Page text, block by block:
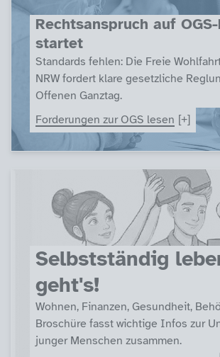
Rechtsanspruch auf
startet
Standards fehlen: Die Freie
NRW fordert klare gesetzliche
Offenen Ganztag.
Forderungen zur OGS lesen
Selbstständig
geht's!
Wohnen, Finanzen, Gesundheit,
Broschüre fasst wichtige Infos zur
junger Menschen zusammen.